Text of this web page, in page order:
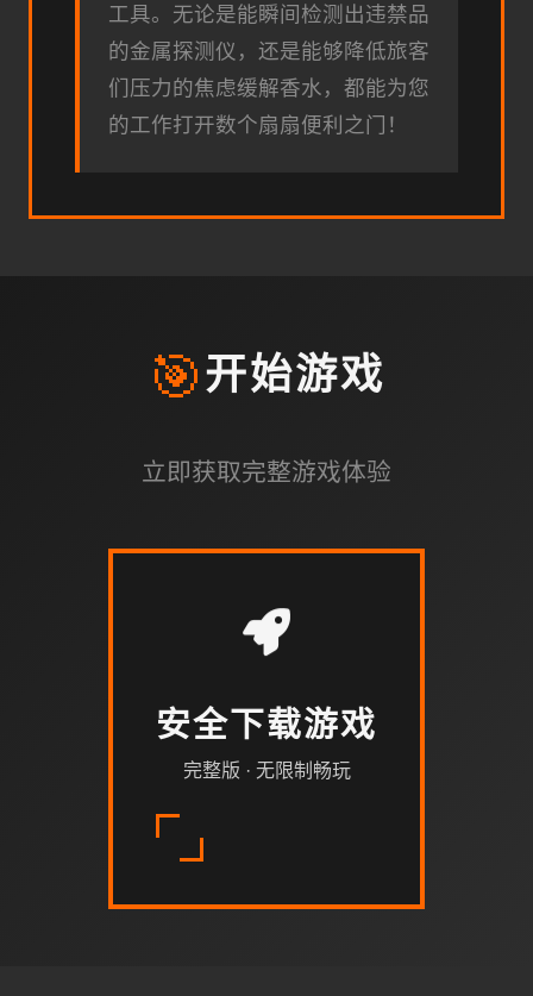
工具。无论是能瞬间检测出违禁品
的金属探测仪，还是能够降低旅客
们压力的焦虑缓解香水，都能为您
的工作打开数个扇扇便利之门！
🎯开始游戏
立即获取完整游戏体验
安全下载游戏
完整版 · 无限制畅玩